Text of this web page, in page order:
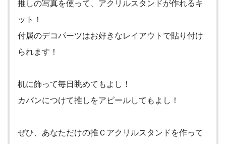
推しの写真を使って、アクリルスタンドが作れるキ
ット！
付属のデコパーツはお好きなレイアウトで貼り付け
られます！
机に飾って毎日眺めてもよし！
カバンにつけて推しをアピールしてもよし！
ぜひ、あなただけの推Ｃアクリルスタンドを作って